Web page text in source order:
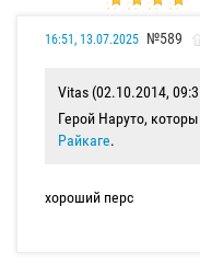
16:51, 13.07.2025 №589
Vitas (02.10.2014,
Герой Наруто,
Райкаге.
хороший перс